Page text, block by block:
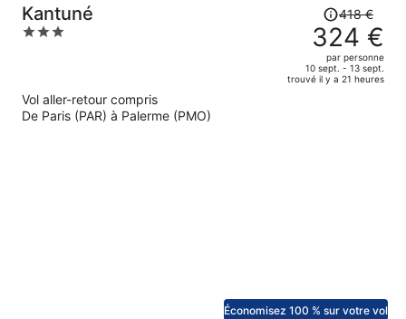
Kantuné
3
Le
prix
était
de
418 €.
418 €
324 €
par personne
10 sept. - 13 sept.
trouvé il y a 21 heures
Vol aller-retour compris
De Paris (PAR) à Palerme (PMO)
Économisez 100 % sur votre vol